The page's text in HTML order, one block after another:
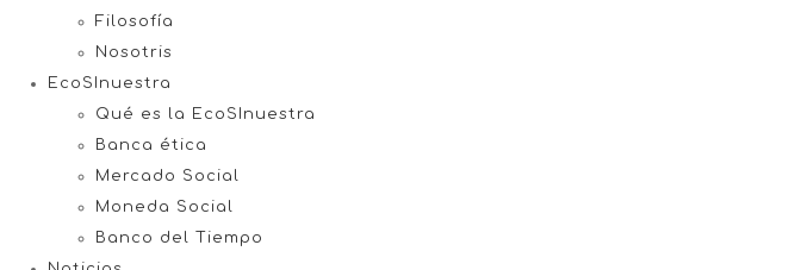
Filosofía
Nosotris
EcoSInuestra
Qué es la EcoSInuestra
Banca ética
Mercado Social
Moneda Social
Banco del Tiempo